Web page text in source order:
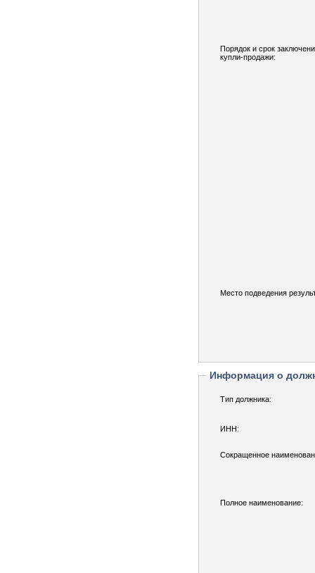
Порядок и срок
купли-продажи:
Место подведения
Информация о
Тип должника:
ИНН:
Сокращенное
Полное наименование: